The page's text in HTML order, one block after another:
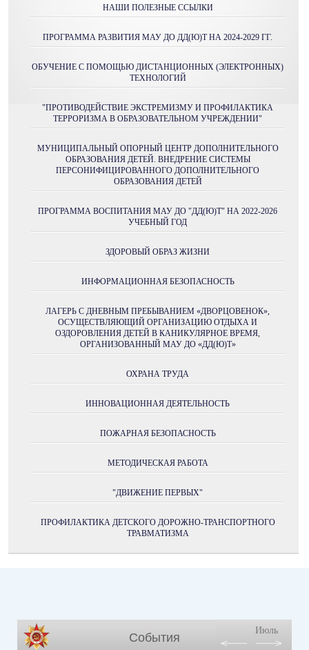
НАШИ ПОЛЕЗНЫЕ ССЫЛКИ
ПРОГРАММА РАЗВИТИЯ МАУ ДО ДД(Ю)Т НА 2024-2029 ГГ.
ОБУЧЕНИЕ С ПОМОЩЬЮ ДИСТАНЦИОННЫХ (ЭЛЕКТРОННЫХ)
ТЕХНОЛОГИЙ
"ПРОТИВОДЕЙСТВИЕ ЭКСТРЕМИЗМУ И ПРОФИЛАКТИКА
ТЕРРОРИЗМА В ОБРАЗОВАТЕЛЬНОМ УЧРЕЖДЕНИИ"
МУНИЦИПАЛЬНЫЙ ОПОРНЫЙ ЦЕНТР ДОПОЛНИТЕЛЬНОГО
ОБРАЗОВАНИЯ ДЕТЕЙ. ВНЕДРЕНИЕ СИСТЕМЫ
ПЕРСОНИФИЦИРОВАННОГО ДОПОЛНИТЕЛЬНОГО
ОБРАЗОВАНИЯ ДЕТЕЙ
ПРОГРАММА ВОСПИТАНИЯ МАУ ДО "ДД(Ю)Т" НА 2022-2026
УЧЕБНЫЙ ГОД
ЗДОРОВЫЙ ОБРАЗ ЖИЗНИ
ИНФОРМАЦИОННАЯ БЕЗОПАСНОСТЬ
ЛАГЕРЬ С ДНЕВНЫМ ПРЕБЫВАНИЕМ «ДВОРЦОВЕНОК»,
ОСУЩЕСТВЛЯЮЩИЙ ОРГАНИЗАЦИЮ ОТДЫХА И
ОЗДОРОВЛЕНИЯ ДЕТЕЙ В КАНИКУЛЯРНОЕ ВРЕМЯ,
ОРГАНИЗОВАННЫЙ МАУ ДО «ДД(Ю)Т»
ОХРАНА ТРУДА
ИННОВАЦИОННАЯ ДЕЯТЕЛЬНОСТЬ
ПОЖАРНАЯ БЕЗОПАСНОСТЬ
МЕТОДИЧЕСКАЯ РАБОТА
"ДВИЖЕНИЕ ПЕРВЫХ"
ПРОФИЛАКТИКА ДЕТСКОГО ДОРОЖНО-ТРАНСПОРТНОГО
ТРАВМАТИЗМА
События
Июль